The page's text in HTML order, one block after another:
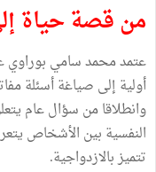
من قصة حياة
عتمد محمد سامي بوراوي
أولية إلى صياغة أسئلة
وانطلاقا من سؤال عام
النفسية بين الأشخاص
تتميز بالازدواجية.